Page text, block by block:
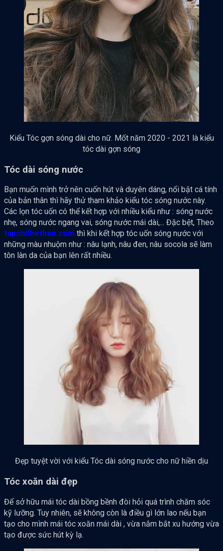
Kiểu Tóc gợn sóng dài cho nữ. Mốt năm 2020 - 2021 là kiểu
tóc dài gợn sóng
Tóc dài sóng nước
Bạn muốn mình trở nên cuốn hút và duyên dáng, nổi bật cá tính
của bản thân thì hãy thử tham khảo kiểu tóc sóng nước này.
Các lọn tóc uốn có thể kết hợp với nhiều kiểu như : sóng nước
nhẹ, sóng nước ngang vai, sóng nước mái dài,... Đặc bệt, Theo
tapchithethao.com thì khi kết hợp tóc uốn sóng nước với
những màu nhuộm như : nâu lạnh, nâu đen, nâu socola sẽ làm
tôn làn da của bạn lên rất nhiều.
Đẹp tuyệt vời với kiểu Tóc dài sóng nước cho nữ hiền dịu
Tóc xoăn dài đẹp
Để sở hữu mái tóc dài bồng bềnh đòi hỏi quá trình chăm sóc
kỹ lưỡng. Tuy nhiên, sẽ không còn là điều gì lớn lao nếu bạn
tạo cho mình mái tóc xoăn mái dài , vừa nắm bắt xu hướng vừa
tạo được sức hút kỳ lạ.